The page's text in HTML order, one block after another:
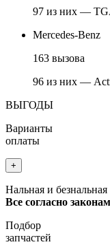
97 из них —
Mercedes-Benz
163 вызова
96 из них —
ВЫГОДЫ
Варианты
оплаты
+
Нальная и
Все согласно
Подбор
запчастей